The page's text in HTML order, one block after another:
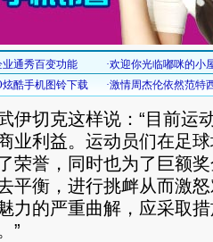
伊切克这样说：“目前运
业利益。运动员们在足
荣誉，同时也为了巨额
平衡，进行挑衅从而激
力的严重曲解，应采取
”